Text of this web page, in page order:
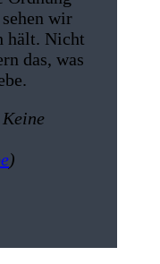
wir
hält. Nicht
das, was
)